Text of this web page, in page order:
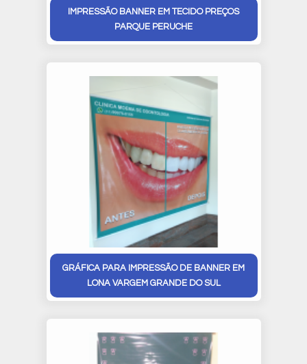
IMPRESSÃO BANNER EM TECIDO PREÇOS
PARQUE PERUCHE
GRÁFICA PARA IMPRESSÃO DE BANNER EM
LONA VARGEM GRANDE DO SUL